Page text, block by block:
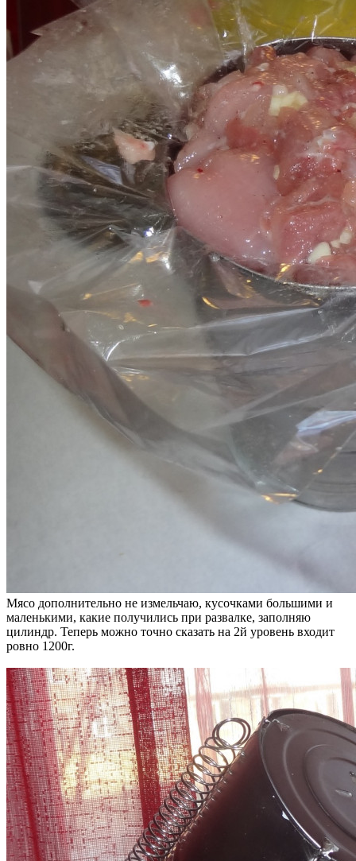
Мясо дополнительно не измельчаю, кусочками большими и
маленькими, какие получились при развалке, заполняю
цилиндр. Теперь можно точно сказать на 2й уровень входит
ровно 1200г.